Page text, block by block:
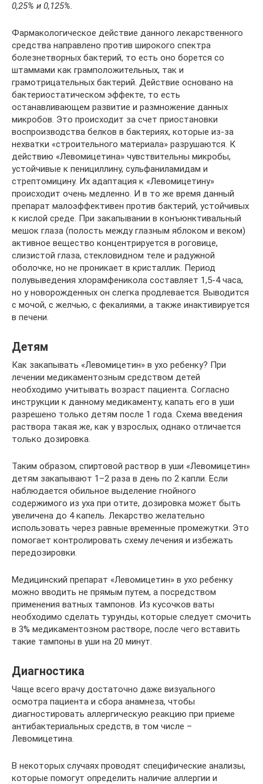
0,25% и 0,125%.
Фармакологическое действие данного лекарственного
средства направлено против широкого спектра
болезнетворных бактерий, то есть оно борется со
штаммами как грамположительных, так и
грамотрицательных бактерий. Действие основано на
бактериостатическом эффекте, то есть
останавливающем развитие и размножение данных
микробов. Это происходит за счет приостановки
воспроизводства белков в бактериях, которые из-за
нехватки «строительного материала» разрушаются. К
действию «Левомицетина» чувствительны микробы,
устойчивые к пенициллину, сульфаниламидам и
стрептомицину. Их адаптация к «Левомицетину»
происходит очень медленно. И в то же время данный
препарат малоэффективен против бактерий, устойчивых
к кислой среде. При закапывании в конъюнктивальный
мешок глаза (полость между глазным яблоком и веком)
активное вещество концентрируется в роговице,
слизистой глаза, стекловидном теле и радужной
оболочке, но не проникает в кристаллик. Период
полувыведения хлорамфеникола составляет 1,5-4 часа,
но у новорожденных он слегка продлевается. Выводится
с мочой, с желчью, с фекалиями, а также инактивируется
в печени.
Детям
Как закапывать «Левомицетин» в ухо ребенку? При
лечении медикаментозным средством детей
необходимо учитывать возраст пациента. Согласно
инструкции к данному медикаменту, капать его в уши
разрешено только детям после 1 года. Схема введения
раствора такая же, как у взрослых, однако отличается
только дозировка.
Таким образом, спиртовой раствор в уши «Левомицетин»
детям закапывают 1–2 раза в день по 2 капли. Если
наблюдается обильное выделение гнойного
содержимого из уха при отите, дозировка может быть
увеличена до 4 капель. Лекарство желательно
использовать через равные временные промежутки. Это
помогает контролировать схему лечения и избежать
передозировки.
Медицинский препарат «Левомицетин» в ухо ребенку
можно вводить не прямым путем, а посредством
применения ватных тампонов. Из кусочков ваты
необходимо сделать турунды, которые следует смочить
в 3% медикаментозном растворе, после чего вставить
такие тампоны в уши на 20 минут.
Диагностика
Чаще всего врачу достаточно даже визуального
осмотра пациента и сбора анамнеза, чтобы
диагностировать аллергическую реакцию при приеме
антибактериальных средств, в том числе –
Левомицетина.
В некоторых случаях проводят специфические анализы,
которые помогут определить наличие аллергии и